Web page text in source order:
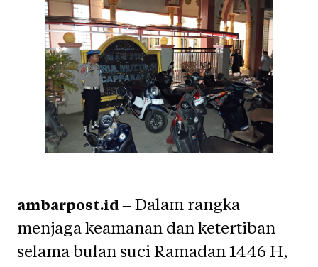
ambarpost.id – Dalam rangka
menjaga keamanan dan ketertiban
selama bulan suci Ramadan 1446 H,